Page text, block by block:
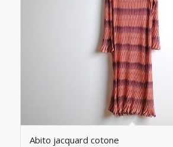
Abito jacquard cotone